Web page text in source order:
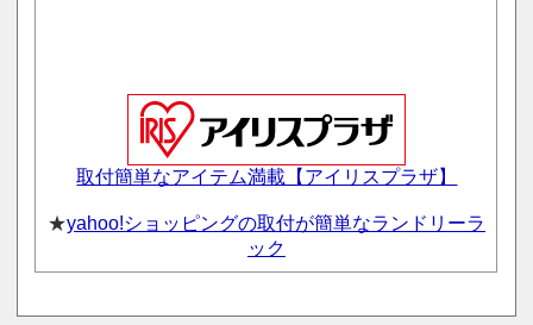
取付簡単なアイテム満載【アイリスプラザ】
★yahoo!ショッピングの取付が簡単なランドリーラ
ック